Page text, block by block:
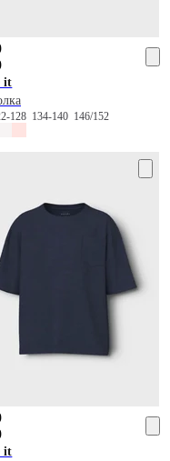
it
128 134-140 146/152
it